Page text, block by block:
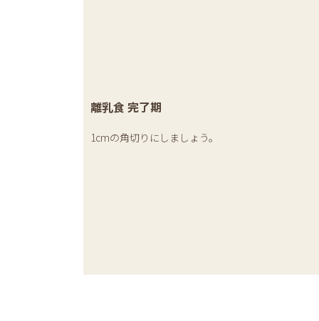
離乳食 完了期
1cmの角切りにしましょう。